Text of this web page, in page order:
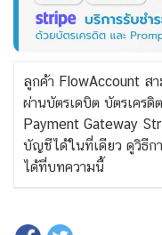
ลูกค้า FlowAccount สา
ผ่านบัตรเดบิต บัตรเคร
Payment Gateway
บัญชีได้ในที่เดียว ดูวิธีก
ได้ที่บทความนี้